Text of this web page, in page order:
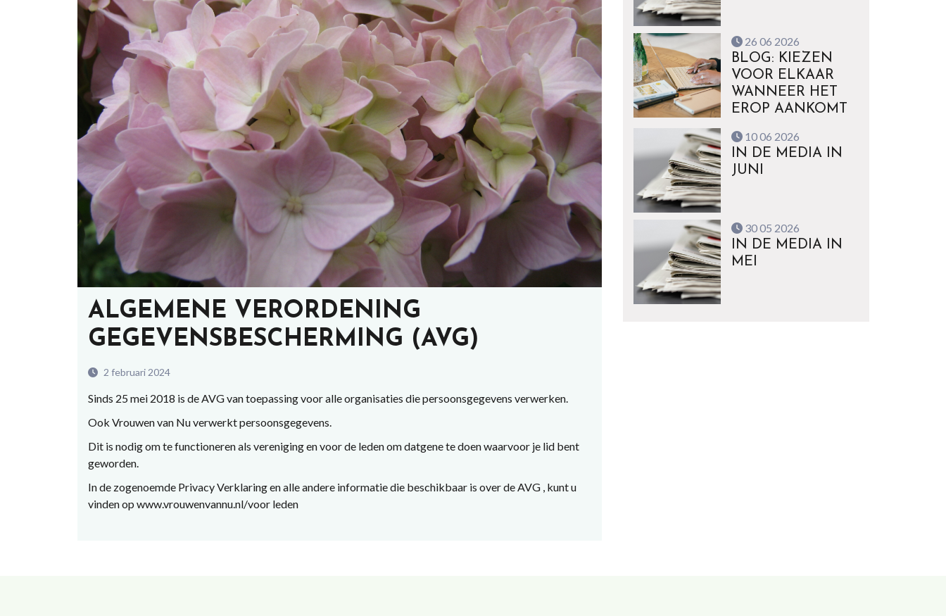
ALGEMENE VERORDENING
GEGEVENSBESCHERMING (AVG)
2 februari 2024
Sinds 25 mei 2018 is de AVG van toepassing voor alle organisaties die persoonsgegevens verwerken.
Ook Vrouwen van Nu verwerkt persoonsgegevens.
Dit is nodig om te functioneren als vereniging en voor de leden om datgene te doen waarvoor je lid bent
geworden.
In de zogenoemde Privacy Verklaring en alle andere informatie die beschikbaar is over de AVG , kunt u
vinden op www.vrouwenvannu.nl/voor leden
26 06 2026
BLOG: KIEZEN
VOOR ELKAAR
WANNEER HET
EROP AANKOMT
10 06 2026
IN DE MEDIA IN
JUNI
30 05 2026
IN DE MEDIA IN
MEI